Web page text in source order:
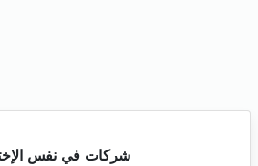
شركات في نفس